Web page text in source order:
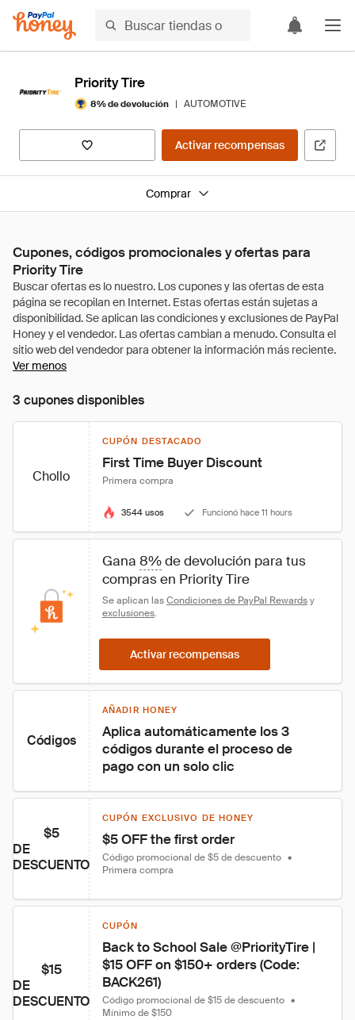
Priority Tire
8% de devolución | AUTOMOTIVE
Activar recompensas
Comprar
Cupones, códigos promocionales y ofertas para
Priority Tire
Ver menos
3 cupones disponibles
Chollo
CUPÓN DESTACADO
First Time Buyer Discount
Primera compra
3544 usos Funcionó hace 11 hours
Gana 8% de devolución para tus
compras en Priority Tire
Se aplican las Condiciones de PayPal Rewards y
exclusiones.
Activar recompensas
Códigos
AÑADIR HONEY
Aplica automáticamente los 3
códigos durante el proceso de
pago con un solo clic
$5
DE
DESCUENTO
CUPÓN EXCLUSIVO DE HONEY
$5 OFF the first order
Código promocional de $5 de descuento •
Primera compra
$15
DE
DESCUENTO
CUPÓN
Back to School Sale @PriorityTire |
$15 OFF on $150+ orders (Code:
BACK261)
Código promocional de $15 de descuento •
Mínimo de $150